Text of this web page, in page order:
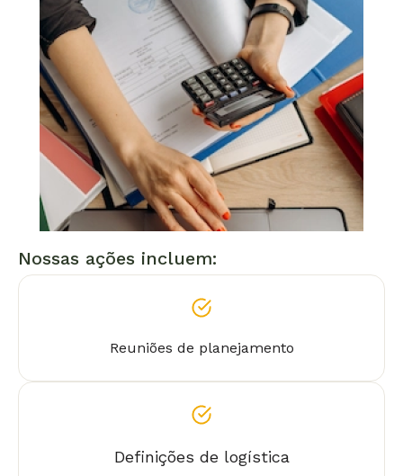
Nossas ações incluem:
Reuniões de planejamento
Definições de logística